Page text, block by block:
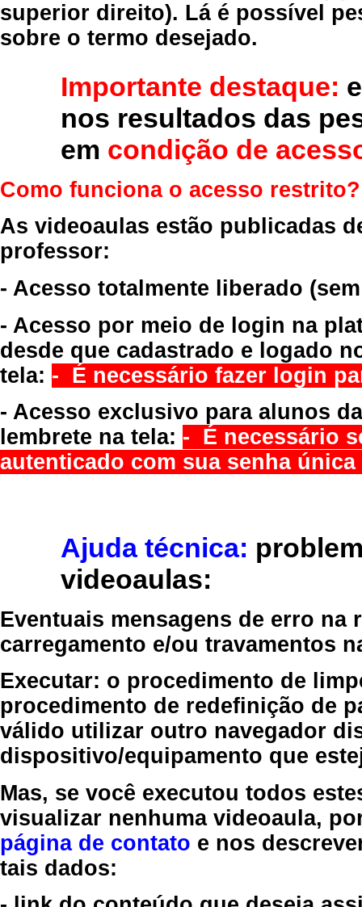
superior direito). Lá é possível
sobre o termo desejado.
Importante destaque:
nos resultados das
em condição de
Como funciona o acesso restrito?
As videoaulas estão publicadas
professor:
- Acesso totalmente liberado
- Acesso por meio de login na
desde que cadastrado e logado
tela: - É necessário fazer login
- Acesso exclusivo para alunos
lembrete na tela: - É necessário
autenticado com sua senha
Ajuda técnica:
videoaulas:
Eventuais mensagens de erro
carregamento e/ou travamentos
Executar: o procedimento de
procedimento de redefinição de
válido utilizar outro navegador
dispositivo/equipamento que
Mas, se você executou todos
visualizar nenhuma videoaula,
página de contato e nos
tais dados: